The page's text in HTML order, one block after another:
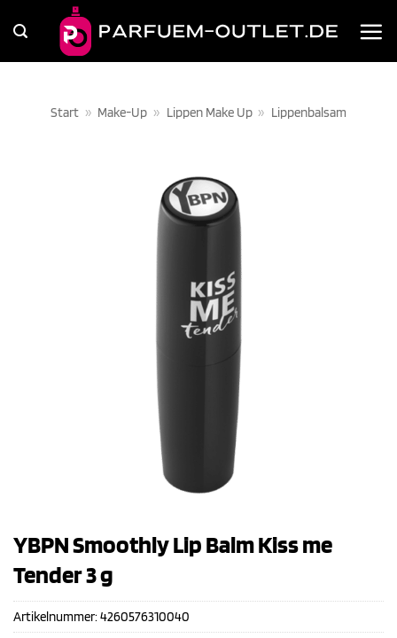
Inhalt
springen
Start » Make-Up » Lippen Make Up » Lippenbalsam
YBPN Smoothly Lip Balm Kiss me
Tender 3 g
Artikelnummer: 4260576310040